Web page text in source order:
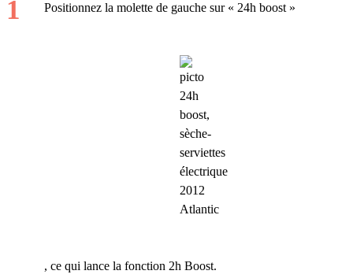
Positionnez la molette de gauche sur « 24h boost »
, ce qui lance la fonction 2h Boost.